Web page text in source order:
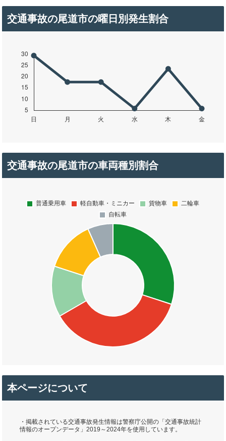
交通事故の尾道市の曜日別発生割合
交通事故の尾道市の車両種別割合
本ページについて
・掲載されている交通事故発生情報は警察庁公開の「交通事故統計
情報のオープンデータ」2019～2024年を使用しています。